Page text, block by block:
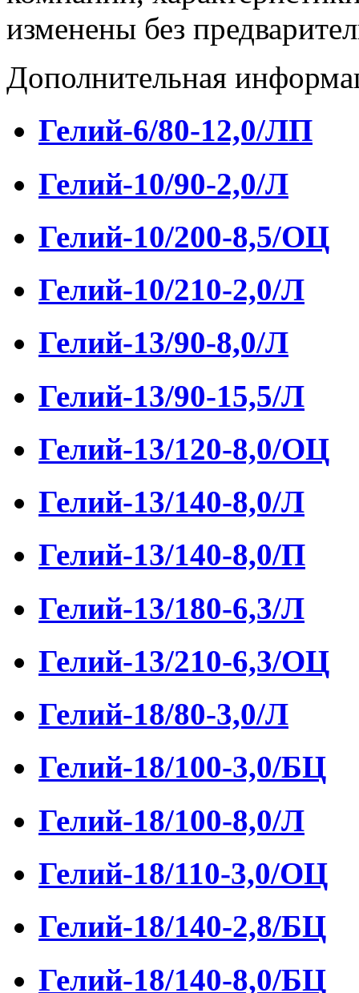
изменены без
Дополнительная
Гелий-6/80-12,0/ЛП
Гелий-10/90-2,0/Л
Гелий-10/200-8,5/ОЦ
Гелий-10/210-2,0/Л
Гелий-13/90-8,0/Л
Гелий-13/90-15,5/Л
Гелий-13/120-8,0/ОЦ
Гелий-13/140-8,0/Л
Гелий-13/140-8,0/П
Гелий-13/180-6,3/Л
Гелий-13/210-6,3/ОЦ
Гелий-18/80-3,0/Л
Гелий-18/100-3,0/БЦ
Гелий-18/100-8,0/Л
Гелий-18/110-3,0/ОЦ
Гелий-18/140-2,8/БЦ
Гелий-18/140-8,0/БЦ